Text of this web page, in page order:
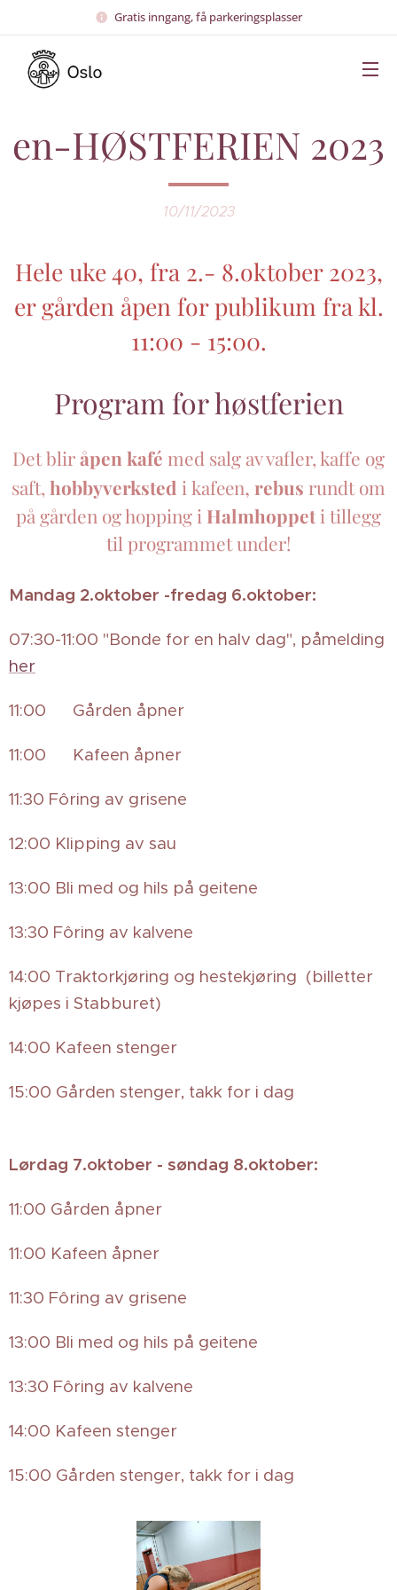
Gratis inngang, få parkeringsplasser
en-HØSTFERIEN 2023
10/11/2023
Hele uke 40, fra 2.- 8.oktober 2023,
er gården åpen for publikum fra kl.
11:00 - 15:00.
Program for høstferien
Det bliråpen kafé med salg av vafler, kaffe og
saft, hobbyverksted i kafeen, rebus rundt om
på gården og hopping i Halmhoppeti tillegg
til programmet under!
Mandag 2.oktober -fredag 6.oktober:
07:30-11:00 "Bonde for en halv dag", påmelding
her
11:00 Gården åpner 🏡
11:00 Kafeen åpner 🧇
11:30 Fôring av grisene 🐷
12:00 Klipping av sau 🐑
13:00 Bli med og hils på geitene 🐐
13:30 Fôring av kalvene 🐮
14:00 Traktorkjøring og hestekjøring (billetter
kjøpes i Stabburet)🚜🐴
14:00 Kafeen stenger ☕
15:00 Gården stenger, takk for i dag 🏡
Lørdag 7.oktober - søndag 8.oktober:
11:00 Gården åpner 🏡
11:00 Kafeen åpner 🧇
11:30 Fôring av grisene 🐷
13:00 Bli med og hils på geitene 🐐
13:30 Fôring av kalvene 🐮
14:00 Kafeen stenger ☕
15:00 Gården stenger, takk for i dag 🏡